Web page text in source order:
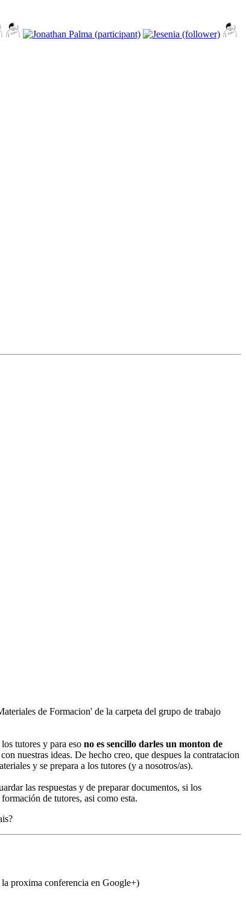
de Formacion' de la carpeta del grupo de trabajo
tutores y para eso no es sencillo darles un monton de
nuestras ideas. De hecho creo, que despues la contratacion
y se prepara a los tutores (y a nosotros/as).
las respuestas y de preparar documentos, si los
de tutores, asi como esta.
la proxima conferencia en Google+)